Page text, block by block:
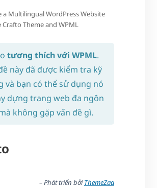
a Multilingual WordPress Website
Crafto Theme and WPML
tương thích với WPML.
này đã được kiểm tra kỹ
và bạn có thể sử dụng nó
dựng trang web đa ngôn
không gặp vấn đề gì.
– Phát triển bởiThemeZaa